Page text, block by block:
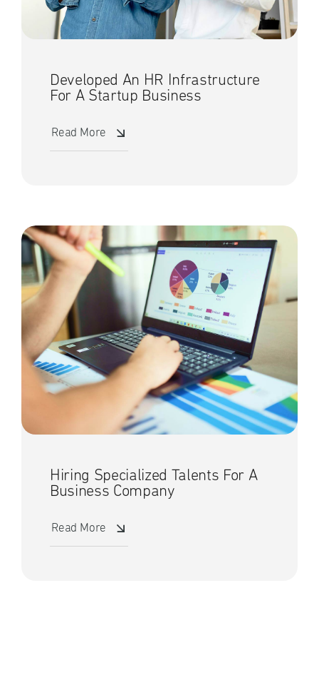
Developed An HR Infrastructure
For A Startup Business
Read More
Hiring Specialized Talents For A
Business Company
Read More